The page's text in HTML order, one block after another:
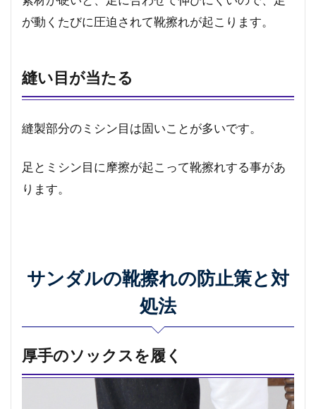
が動くたびに圧迫されて靴擦れが起こります。
縫い目が当たる
縫製部分のミシン目は固いことが多いです。
足とミシン目に摩擦が起こって靴擦れする事があ
ります。
サンダルの靴擦れの防止策と対
処法
厚手のソックスを履く